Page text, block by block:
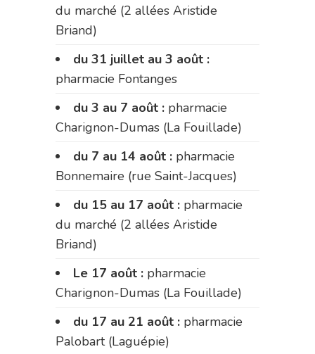
du marché (2 allées Aristide
Briand)
du 31 juillet au 3 août :
pharmacie Fontanges
du 3 au 7 août : pharmacie
Charignon-Dumas (La Fouillade)
du 7 au 14 août : pharmacie
Bonnemaire (rue Saint-Jacques)
du 15 au 17 août : pharmacie
du marché (2 allées Aristide
Briand)
Le 17 août : pharmacie
Charignon-Dumas (La Fouillade)
du 17 au 21 août : pharmacie
Palobart (Laguépie)